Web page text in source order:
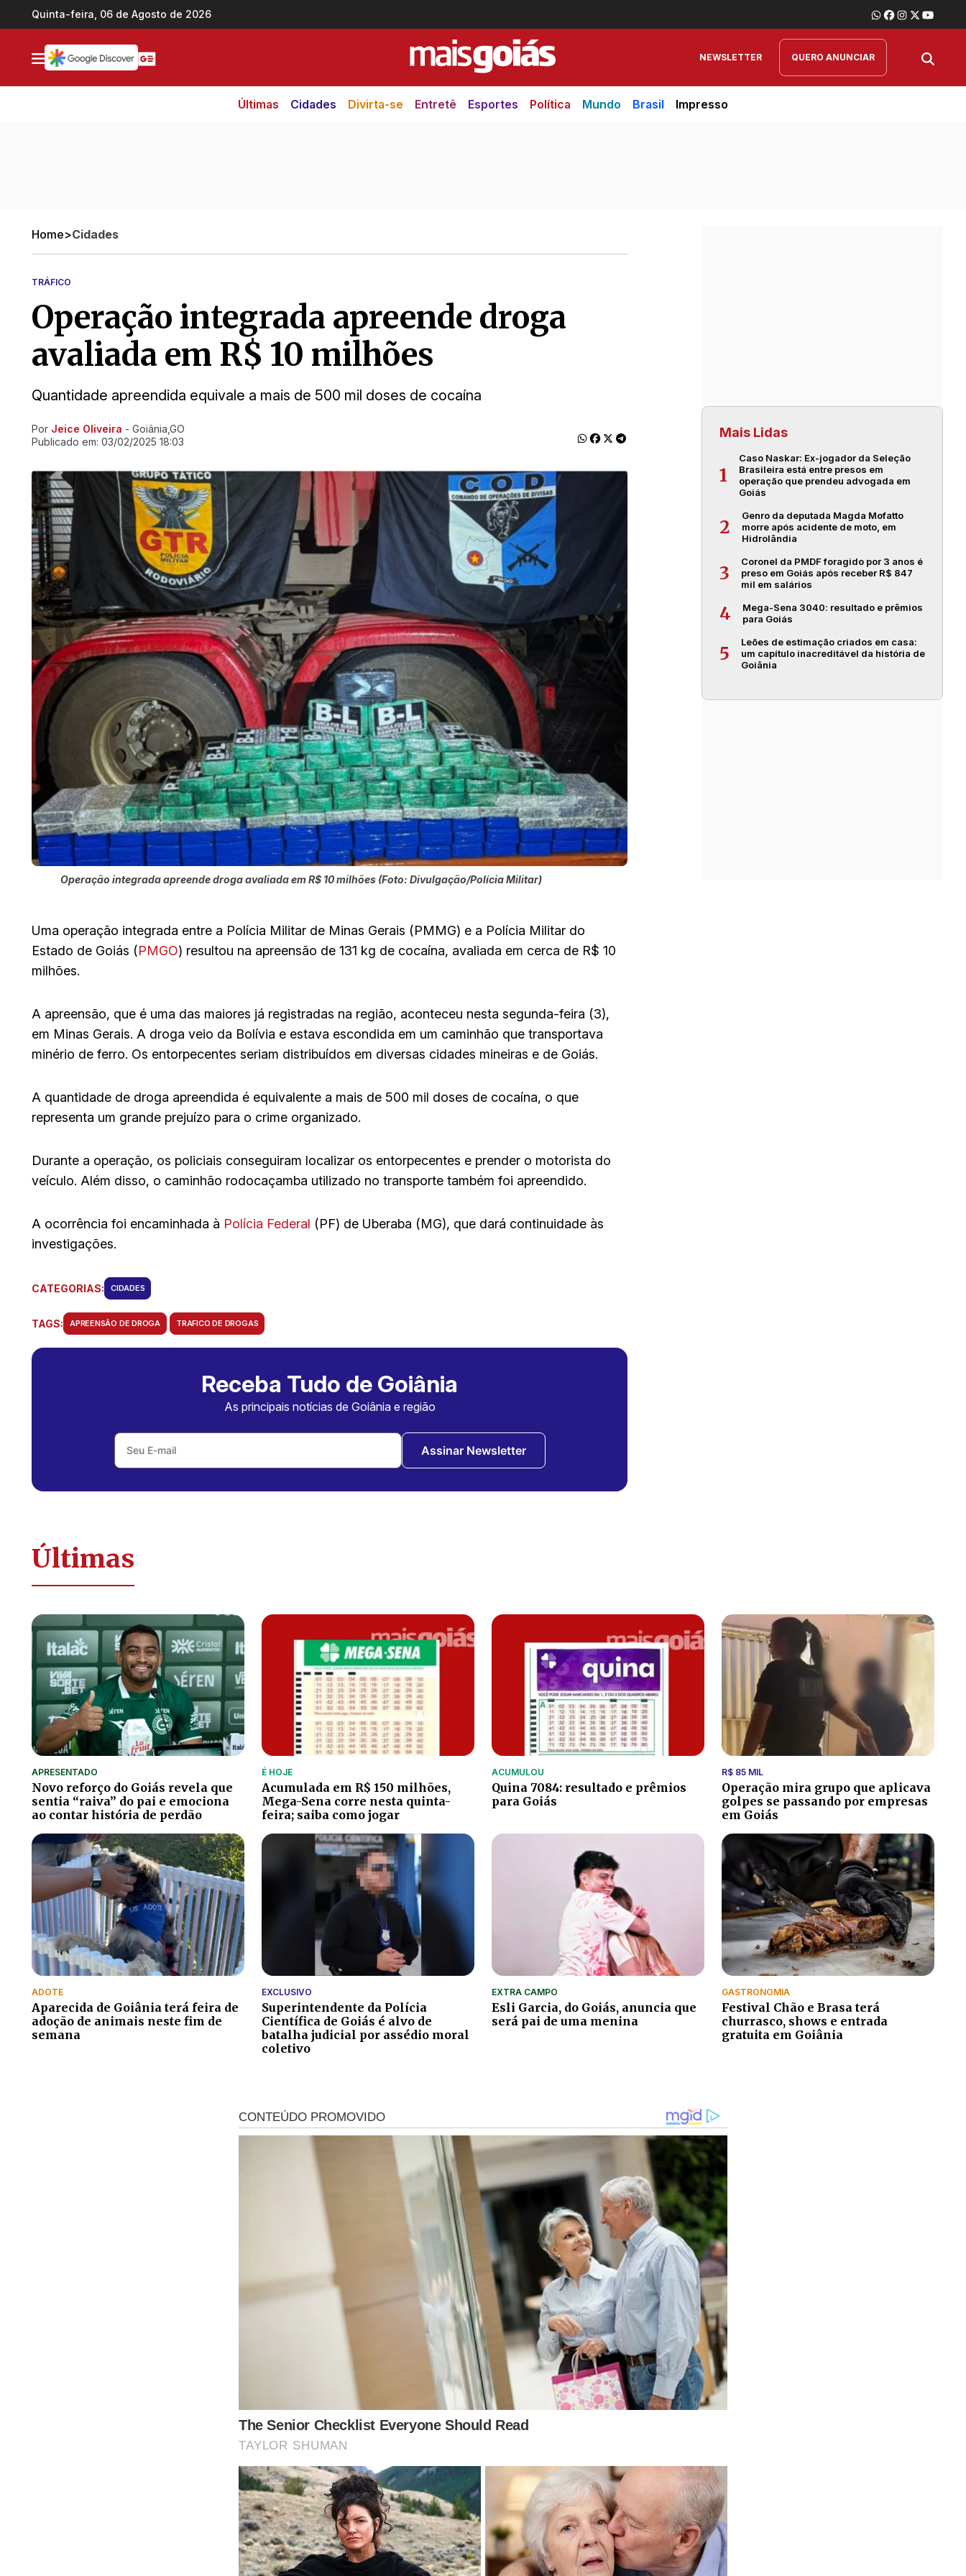
Ir direto pro conteúdo
Quinta-feira, 06 de Agosto de 2026
NEWSLETTER QUERO ANUNCIAR
Últimas Cidades Divirta-se Entretê Esportes Política Mundo Brasil Impresso
Home>Cidades
TRÁFICO
Operação integrada apreende droga
avaliada em R$ 10 milhões
Quantidade apreendida equivale a mais de 500 mil doses de cocaína
Ir direto pra matéria
Por Jeice Oliveira - Goiânia,GO
Publicado em: 03/02/2025 18:03
Operação integrada apreende droga avaliada em R$ 10 milhões (Foto: Divulgação/Polícia Militar)
Uma operação integrada entre a Polícia Militar de Minas Gerais (PMMG) e a Polícia Militar do
Estado de Goiás (PMGO) resultou na apreensão de 131 kg de cocaína, avaliada em cerca de R$ 10
milhões.
A apreensão, que é uma das maiores já registradas na região, aconteceu nesta segunda-feira (3),
em Minas Gerais. A droga veio da Bolívia e estava escondida em um caminhão que transportava
minério de ferro. Os entorpecentes seriam distribuídos em diversas cidades mineiras e de Goiás.
A quantidade de droga apreendida é equivalente a mais de 500 mil doses de cocaína, o que
representa um grande prejuízo para o crime organizado.
Durante a operação, os policiais conseguiram localizar os entorpecentes e prender o motorista do
veículo. Além disso, o caminhão rodocaçamba utilizado no transporte também foi apreendido.
A ocorrência foi encaminhada à Polícia Federal (PF) de Uberaba (MG), que dará continuidade às
investigações.
CATEGORIAS: CIDADES
TAGS: APREENSÃO DE DROGA TRAFICO DE DROGAS
Receba Tudo de Goiânia
As principais notícias de Goiânia e região
Assinar Newsletter
Mais Lidas
1
Caso Naskar: Ex-jogador da Seleção
Brasileira está entre presos em
operação que prendeu advogada em
Goiás
2
Genro da deputada Magda Mofatto
morre após acidente de moto, em
Hidrolândia
3
Coronel da PMDF foragido por 3 anos é
preso em Goiás após receber R$ 847
mil em salários
4
Mega-Sena 3040: resultado e prêmios
para Goiás
5
Leões de estimação criados em casa:
um capítulo inacreditável da história de
Goiânia
Últimas
APRESENTADO
Novo reforço do Goiás revela que
sentia “raiva” do pai e emociona
ao contar história de perdão
É HOJE
Acumulada em R$ 150 milhões,
Mega-Sena corre nesta quinta-
feira; saiba como jogar
ACUMULOU
Quina 7084: resultado e prêmios
para Goiás
R$ 85 MIL
Operação mira grupo que aplicava
golpes se passando por empresas
em Goiás
ADOTE
Aparecida de Goiânia terá feira de
adoção de animais neste fim de
semana
EXCLUSIVO
Superintendente da Polícia
Científica de Goiás é alvo de
batalha judicial por assédio moral
coletivo
EXTRA CAMPO
Esli Garcia, do Goiás, anuncia que
será pai de uma menina
GASTRONOMIA
Festival Chão e Brasa terá
churrasco, shows e entrada
gratuita em Goiânia